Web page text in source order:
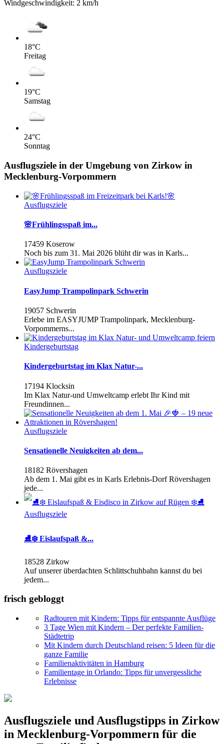
Windgeschwindigkeit: 2 km/h
18°C
Freitag
19°C
Samstag
24°C
Sonntag
Ausflugsziele in der Umgebung von Zirkow in
Mecklenburg-Vorpommern
Ausflugsziele
🌸Frühlingsspaß im...
17459 Koserow
Noch bis zum 31. Mai 2026 blüht dir was in Karls...
Ausflugsziele
EasyJump Trampolinpark Schwerin
19057 Schwerin
Erlebe im EASYJUMP Trampolinpark, Mecklenburg-
Vorpommerns...
Kindergeburtstag
Kindergeburtstag im Klax Natur-...
17194 Klocksin
Im Klax Natur-und Umweltcamp erlebt Ihr Kind mit
Freundinnen...
Ausflugsziele
Sensationelle Neuigkeiten ab dem...
18182 Rövershagen
Ab dem 1. Mai gibt es in Karls Erlebnis-Dorf Rövershagen
jede...
Ausflugsziele
⛸️❄️ Eislaufspaß &...
18528 Zirkow
Auf unserer überdachten Schlittschuhbahn kannst du bei
jedem...
frisch gebloggt
Radtouren mit Kindern: Tipps für entspannte Ausflüge
3 Tage Wien mit Kindern – Der perfekte Familien-
Städtetrip
Mit Kindern durch Deutschland reisen: 5 Ideen für die
ganze Familie
Familienaktivitäten in Hamburg
Familientage in Orlando: Tipps für unvergessliche
Erlebnisse
Ausflugsziele und Ausflugstipps in Zirkow
in Mecklenburg-Vorpommern für die